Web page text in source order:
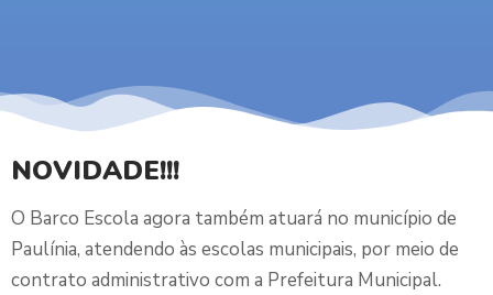
NOVIDADE!!!
O Barco Escola agora também atuará no município de
Paulínia, atendendo às escolas municipais, por meio de
contrato administrativo com a Prefeitura Municipal.